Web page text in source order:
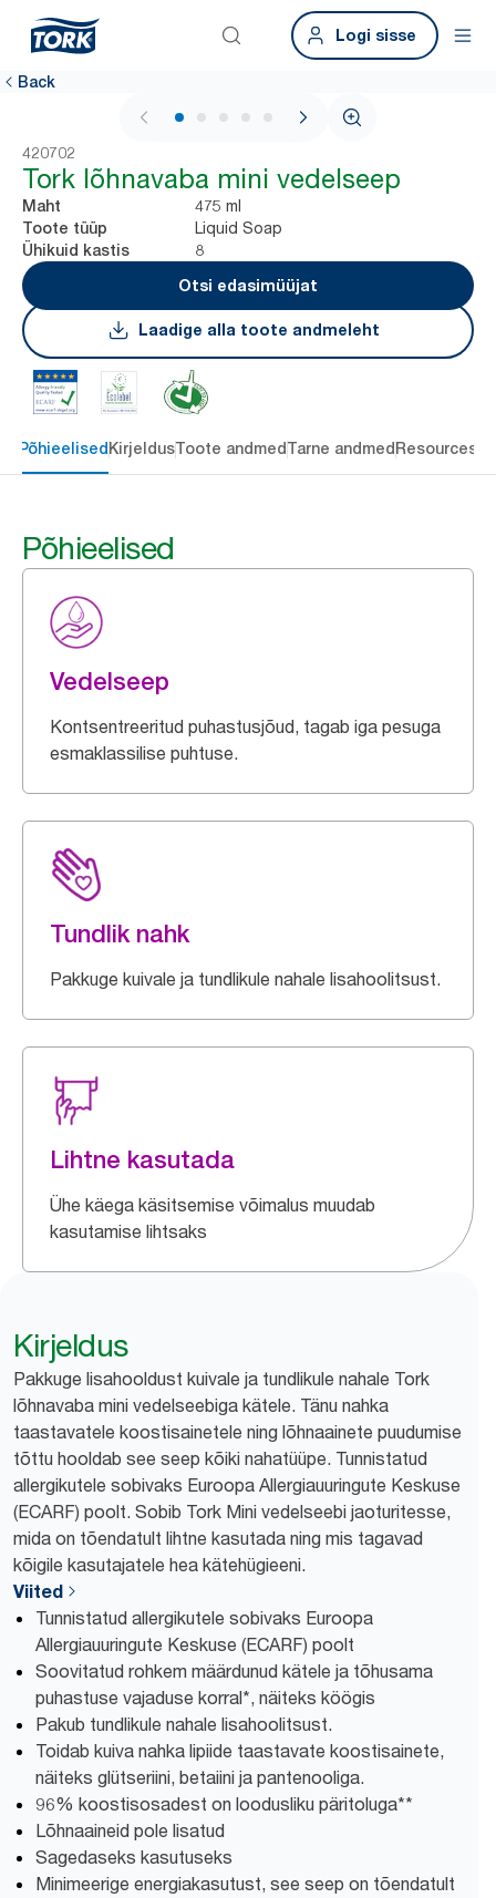
Logi sisse
Back
1 / 5
420702
Tork lõhnavaba mini vedelseep
Maht 475 ml
Toote tüüp Liquid Soap
Ühikuid kastis
8
Otsi edasimüüjat
Laadige alla toote andmeleht
Põhieelised KirjeldusToote andmedTarne andmed Resources
Põhieelised
Vedelseep
Kontsentreeritud puhastusjõud, tagab iga pesuga
esmaklassilise puhtuse.
Tundlik nahk
Pakkuge kuivale ja tundlikule nahale lisahoolitsust.
Lihtne kasutada
Ühe käega käsitsemise võimalus muudab
kasutamise lihtsaks
Kirjeldus
Pakkuge lisahooldust kuivale ja tundlikule nahale Tork
lõhnavaba mini vedelseebiga kätele. Tänu nahka
taastavatele koostisainetele ning lõhnaainete puudumise
tõttu hooldab see seep kõiki nahatüüpe. Tunnistatud
allergikutele sobivaks Euroopa Allergiauuringute Keskuse
(ECARF) poolt. Sobib Tork Mini vedelseebi jaoturitesse,
mida on tõendatult lihtne kasutada ning mis tagavad
kõigile kasutajatele hea kätehügieeni.
Viited
Tunnistatud allergikutele sobivaks Euroopa
Allergiauuringute Keskuse (ECARF) poolt
Soovitatud rohkem määrdunud kätele ja tõhusama
puhastuse vajaduse korral*, näiteks köögis
Pakub tundlikule nahale lisahoolitsust.
Toidab kuiva nahka lipiide taastavate koostisainete,
näiteks glütseriini, betaiini ja pantenooliga.
96% koostisosadest on loodusliku päritoluga**
Lõhnaaineid pole lisatud
Sagedaseks kasutuseks
Minimeerige energiakasutust, see seep on tõendatult